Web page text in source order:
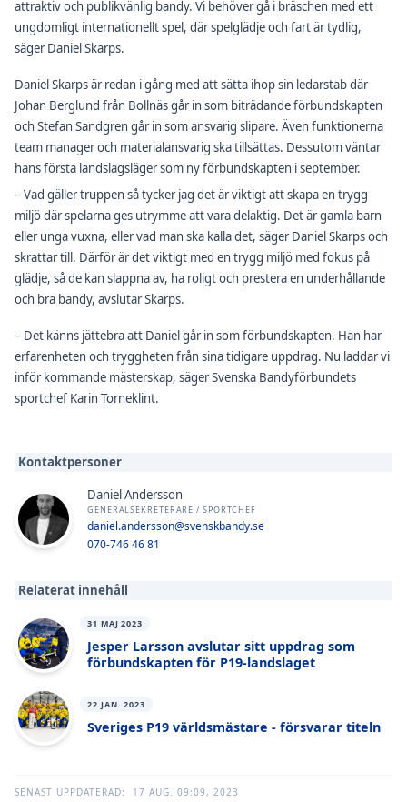
attraktiv och publikvänlig bandy. Vi behöver gå i bräschen med ett
ungdomligt internationellt spel, där spelglädje och fart är tydlig,
säger Daniel Skarps.
Daniel Skarps är redan i gång med att sätta ihop sin ledarstab där
Johan Berglund från Bollnäs går in som biträdande förbundskapten
och Stefan Sandgren går in som ansvarig slipare. Även funktionerna
team manager och materialansvarig ska tillsättas. Dessutom väntar
hans första landslagsläger som ny förbundskapten i september.
– Vad gäller truppen så tycker jag det är viktigt att skapa en trygg
miljö där spelarna ges utrymme att vara delaktig. Det är gamla barn
eller unga vuxna, eller vad man ska kalla det, säger Daniel Skarps och
skrattar till. Därför är det viktigt med en trygg miljö med fokus på
glädje, så de kan slappna av, ha roligt och prestera en underhållande
och bra bandy, avslutar Skarps.
– Det känns jättebra att Daniel går in som förbundskapten. Han har
erfarenheten och tryggheten från sina tidigare uppdrag. Nu laddar vi
inför kommande mästerskap, säger Svenska Bandyförbundets
sportchef Karin Torneklint.
Kontaktpersoner
Daniel Andersson
GENERALSEKRETERARE / SPORTCHEF
daniel.andersson@svenskbandy.se
070-746 46 81
Relaterat innehåll
31 MAJ 2023
Jesper Larsson avslutar sitt uppdrag som
förbundskapten för P19-landslaget
22 JAN. 2023
Sveriges P19 världsmästare - försvarar titeln
SENAST UPPDATERAD: 17 AUG. 09:09, 2023